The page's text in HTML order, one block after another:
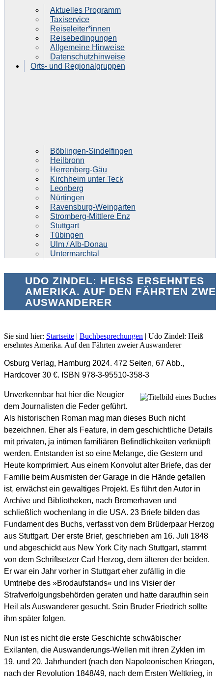
Aktuelles Programm
Taxiservice
Reiseleiter*innen
Reisebedingungen
Allgemeine Hinweise
Datenschutzhinweise
Orts- und Regionalgruppen
Böblingen-Sindelfingen
Heilbronn
Herrenberg-Gäu
Kirchheim unter Teck
Leonberg
Nürtingen
Ravensburg-Weingarten
Stromberg-Mittlere Enz
Stuttgart
Tübingen
Ulm / Alb-Donau
Untermarchtal
UDO ZINDEL: HEISS ERSEHNTES A
MERIKA. AUF DEN FÄHRTEN
USWANDERER
Sie sind hier: Startseite | Buchbesprechungen | Udo Zindel: Heiß
ersehntes Amerika. Auf den Fährten zweier Auswanderer
Osburg Verlag, Hamburg 2024. 472 Seiten, 67 Abb.,
Hardcover 30 €. ISBN 978-3-95510-358-3
Unverkennbar hat hier die Neugier
dem Journalisten die Feder geführt.
Als historischen Roman mag man dieses Buch nicht
bezeichnen. Eher als Feature, in dem geschichtliche Details
mit privaten, ja intimen familiären Befindlichkeiten verknüpft
werden. Entstanden ist so eine Melange, die Gestern und
Heute komprimiert. Aus einem Konvolut alter Briefe, das der
Familie beim Ausmisten der Garage in die Hände gefallen
ist, erwächst ein gewaltiges Projekt. Es führt den Autor in
Archive und Bibliotheken, nach Bremerhaven und
schließlich wochenlang in die USA. 23 Briefe bilden das
Fundament des Buchs, verfasst von dem Brüderpaar Herzog
aus Stuttgart. Der erste Brief, geschrieben am 16. Juli 1848
und abgeschickt aus New York City nach Stuttgart, stammt
von dem Schriftsetzer Carl Herzog, dem älteren der beiden.
Er war ein Jahr vorher in Stuttgart eher zufällig in die
Umtriebe des »Brodaufstands« und ins Visier der
Strafverfolgungsbehörden geraten und hatte daraufhin sein
Heil als Auswanderer gesucht. Sein Bruder Friedrich sollte
ihm später folgen.
Nun ist es nicht die erste Geschichte schwäbischer
Exilanten, die Auswanderungs-Wellen mit ihren Zyklen im
19. und 20. Jahrhundert (nach den Napoleonischen Kriegen,
nach der Revolution 1848/49, nach dem Ersten Weltkrieg, in